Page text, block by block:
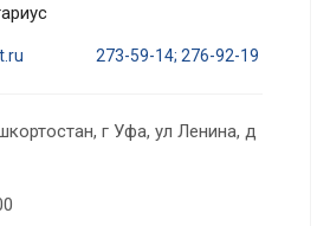
273-59-14; 276-92-19
г Уфа, ул Ленина, д